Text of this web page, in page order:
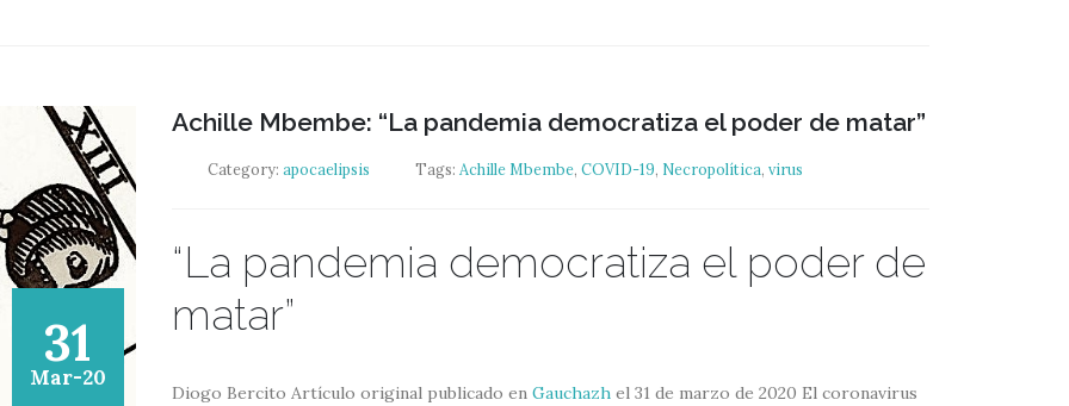
31
Mar-20
Achille Mbembe: “La pandemia democratiza el poder de matar”
Category: apocaelipsis Tags: Achille Mbembe, COVID-19, Necropolítica, virus
“La pandemia democratiza el poder de
matar”
Diogo Bercito Artículo original publicado en Gauchazh el 31 de marzo de 2020 El coronavirus